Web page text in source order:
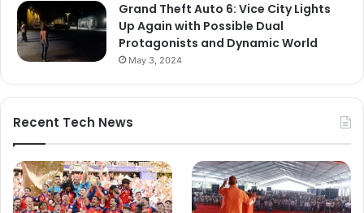
Grand Theft Auto 6: Vice City Lights
Up Again with Possible Dual
Protagonists and Dynamic World
May 3, 2024
Recent Tech News